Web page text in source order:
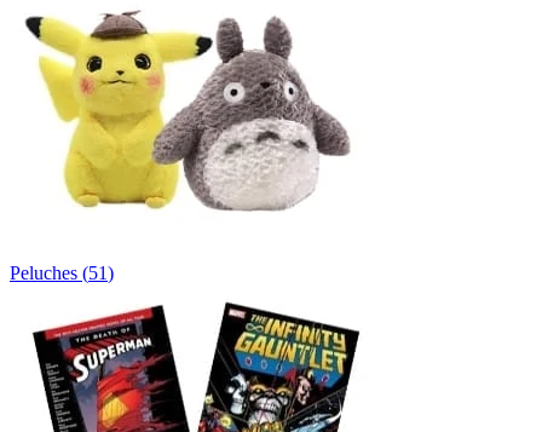
Peluches (51)